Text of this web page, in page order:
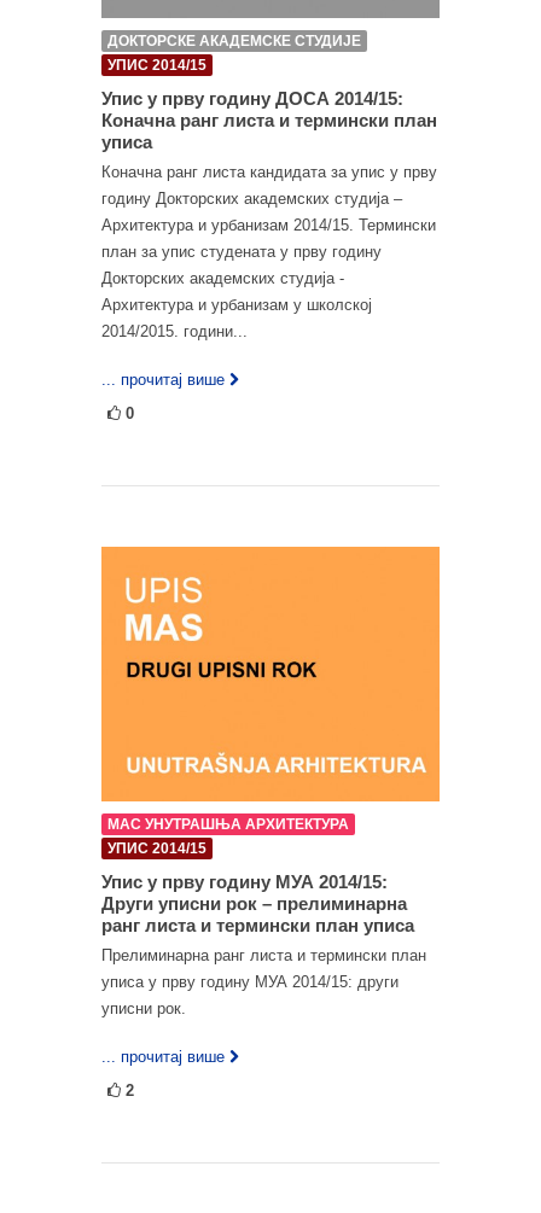
ДОКТОРСКЕ АКАДЕМСКЕ СТУДИЈЕ
УПИС 2014/15
Упис у прву годину ДОСА 2014/15:
Коначна ранг листа и термински план
уписа
Коначна ранг листа кандидата за упис у прву
годину Докторских академских студија –
Архитектура и урбанизам 2014/15. Термински
план за упис студената у прву годину
Докторских академских студија -
Архитектура и урбанизам у школској
2014/2015. години...
... прочитај више
0
МАС УНУТРАШЊА АРХИТЕКТУРА
УПИС 2014/15
Упис у прву годину МУА 2014/15:
Други уписни рок – прелиминарна
ранг листа и термински план уписа
Прелиминарна ранг листа и термински план
уписа у прву годину МУА 2014/15: други
уписни рок.
... прочитај више
2